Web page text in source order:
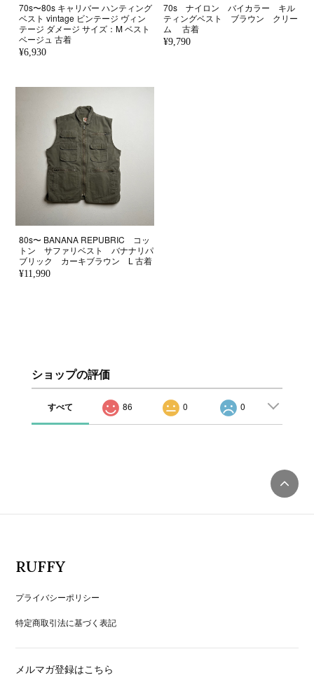
70s〜80s キャリバー ハンティング
ベスト vintage ビンテージ ヴィン
テージ ダメージ サイズ：M ベスト
ベージュ 古着
¥6,930
70s ナイロン バイカラー キル
ティングベスト ブラウン クリー
ム 古着
¥9,790
80s〜 BANANA REPUBRIC コッ
トン サファリベスト バナナリパ
ブリック カーキブラウン L 古着
¥11,990
ショップの評価
すべて 86 0 0
RUFFY
プライバシーポリシー
特定商取引法に基づく表記
メルマガ登録はこちら